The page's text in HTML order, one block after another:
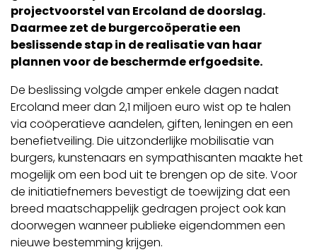
projectvoorstel van Ercoland de doorslag.
Daarmee zet de burgercoöperatie een
beslissende stap in de realisatie van haar
plannen voor de beschermde erfgoedsite.
De beslissing volgde amper enkele dagen nadat
Ercoland meer dan 2,1 miljoen euro wist op te halen
via coöperatieve aandelen, giften, leningen en een
benefietveiling. Die uitzonderlijke mobilisatie van
burgers, kunstenaars en sympathisanten maakte het
mogelijk om een bod uit te brengen op de site. Voor
de initiatiefnemers bevestigt de toewijzing dat een
breed maatschappelijk gedragen project ook kan
doorwegen wanneer publieke eigendommen een
nieuwe bestemming krijgen.